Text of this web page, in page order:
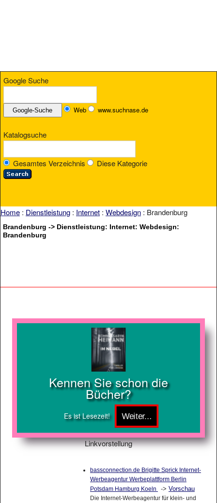
Google Suche
Web www.suchnase.de
Katalogsuche
Gesamtes Verzeichnis Diese Kategorie
Home : Dienstleistung : Internet : Webdesign : Brandenburg
Brandenburg -> Dienstleistung: Internet: Webdesign:
Brandenburg
Kennen Sie schon die
Bücher?
Es ist Lesezeit!
Linkvorstellung
bassconnection.de Brigitte Sprick Internet-
Werbeagentur Werbeplattform Berlin
Potsdam Hamburg Koeln
-> Vorschau
Die Internet-Werbeagentur für klein- und